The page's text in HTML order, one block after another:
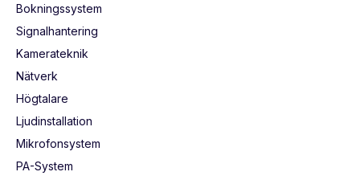
Bokningssystem
Signalhantering
Kamerateknik
Nätverk
Högtalare
Ljudinstallation
Mikrofonsystem
PA-System